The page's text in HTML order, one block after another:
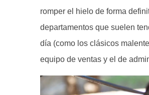
romper el hielo de forma
departamentos que suelen
día (como los clásicos
equipo de ventas y el de